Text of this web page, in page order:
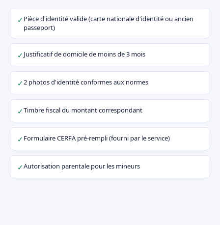
✓ Pièce d'identité valide (carte nationale d'identité ou ancien
passeport)
✓Justificatif de domicile de moins de 3 mois
✓2 photos d'identité conformes aux normes
✓Timbre fiscal du montant correspondant
✓ Formulaire CERFA pré-rempli (fourni par le service)
✓Autorisation parentale pour les mineurs